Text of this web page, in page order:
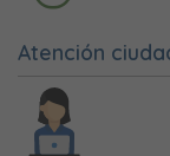
Atención